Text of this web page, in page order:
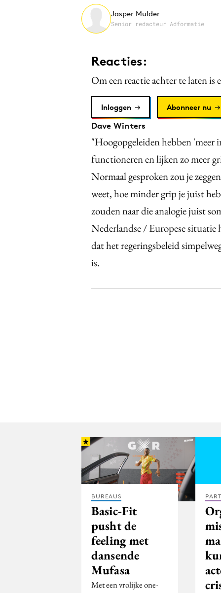
Jasper Mulder
Senior redacteur Adformatie
Reacties:
Om een reactie achter te laten is
Inloggen Abonneer nu
Dave Winters
"Hoogopgeleiden hebben
functioneren en lijken zo meer
Normaal gesproken zou je
weet, hoe minder grip je juist
zouden naar die analogie juist
Nederlandse / Europese situatie
dat het regeringsbeleid
is.
BUREAUS
Basic-Fit
pusht de
feeling met
dansende
Mufasa
Met een vrolijke one-